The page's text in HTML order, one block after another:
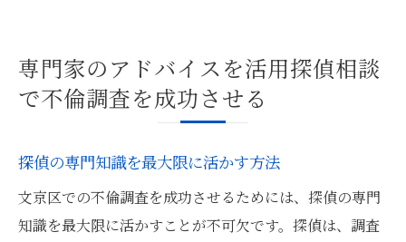
専門家のアドバイスを活用探偵相談
で不倫調査を成功させる
探偵の専門知識を最大限に活かす方法
文京区での不倫調査を成功させるためには、探偵の専門
知識を最大限に活かすことが不可欠です。探偵は、調査